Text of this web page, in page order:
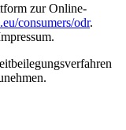
zur Online-
consumers/odr.